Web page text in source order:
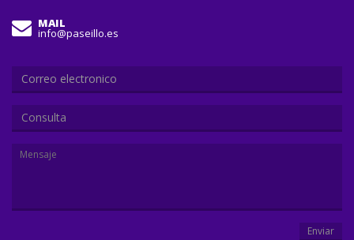
MAIL
info@paseillo.es
Consulta
Enviar